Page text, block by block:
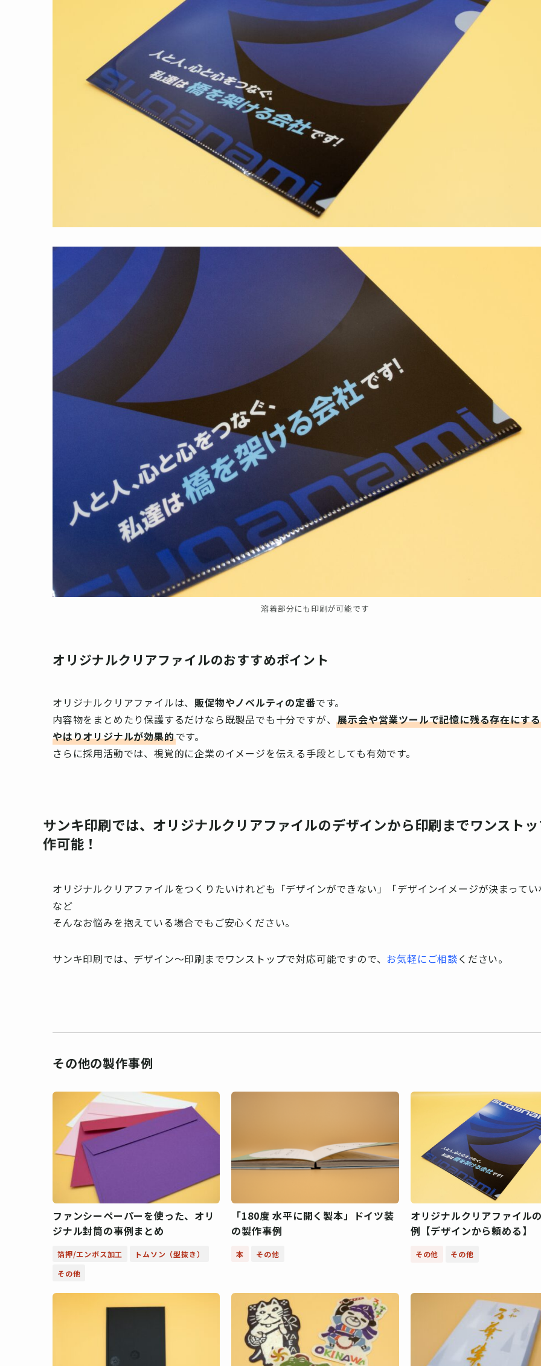
溶着部分にも印刷が可能です
オリジナルクリアファイルのおすすめポイント
オリジナルクリアファイルは、 販促物やノベルティの定番です。
内容物をまとめたり保護するだけなら既製品でも十分ですが、展示会や営業ツールで記憶に残る存在にす
やはりオリジナルが効果的です。
さらに採用活動では、視覚的に企業のイメージを伝える手段としても有効です。
サンキ印刷では、オリジナルクリアファイルのデザインから印刷までワンスト
作可能！
オリジナルクリアファイルをつくりたいけれども「デザインができない」「デザインイメージが決まって
など
そんなお悩みを抱えている場合でもご安心ください。
サンキ印刷では、デザイン～印刷までワンストップで対応可能ですので、 お気軽にご相談ください。
その他の製作事例
ファンシーペーパーを使った、オリ
ジナル封筒の事例まとめ
箔押/エンボス加工
トムソン（型抜き）
その他
「180度 水平に開く製本」ドイツ装
の製作事例
本 その他
オリジナルクリアファイル
例【デザインから頼める】
その他 その他